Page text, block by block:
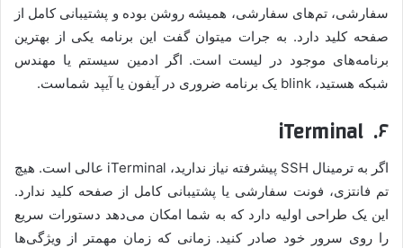
سفارشی، تم‌های سفارشی، همیشه روشن بوده و پشتیبانی کامل از
صفحه کلید دارد. به جرات میتوان گفت این برنامه یکی از بهترین
برنامه‌های موجود در لیست است. اگر ادمین سیستم یا مهندس
شبکه هستید، blink یک برنامه ضروری در آیفون یا آیپد شماست.
۶. iTerminal
اگر به ترمینال SSH پیشرفته نیاز ندارید، iTerminal عالی است. هیچ
تم فانتزی، فونت سفارشی یا پشتیبانی کامل از صفحه کلید ندارد.
این یک طراحی اولیه دارد که به شما امکان می‌دهد دستورات سریع
را روی سرور خود صادر کنید. زمانی که زمان مهمتر از ویژگی‌ها